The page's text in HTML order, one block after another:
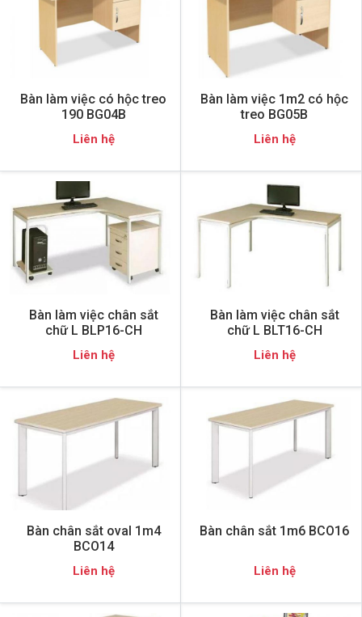
Bàn làm việc có hộc treo
190 BG04B
Liên hệ
Bàn làm việc 1m2 có hộc
treo BG05B
Liên hệ
Bàn làm việc chân sắt
chữ L BLP16-CH
Liên hệ
Bàn làm việc chân sắt
chữ L BLT16-CH
Liên hệ
Bàn chân sắt oval 1m4
BCO14
Liên hệ
Bàn chân sắt 1m6 BCO16
Liên hệ